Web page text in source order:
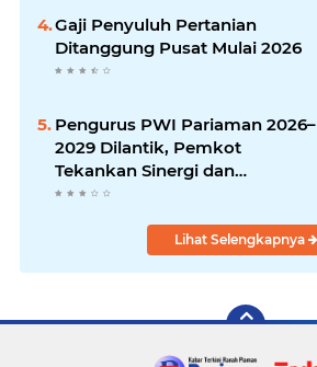
Gaji Penyuluh Pertanian
Ditanggung Pusat Mulai 2026
Pengurus PWI Pariaman 2026–
2029 Dilantik, Pemkot
Tekankan Sinergi dan
Profesionalisme Pers
Lihat Selengkapnya